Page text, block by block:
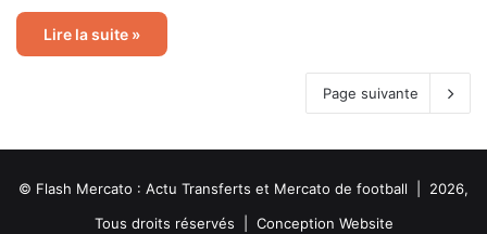
Lire la suite »
Page suivante
© Flash Mercato : Actu Transferts et Mercato de football | 2026,
Tous droits réservés | Conception Website